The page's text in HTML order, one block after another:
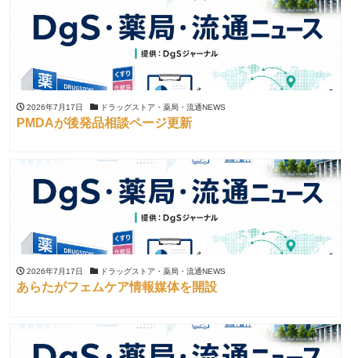
2026年7月17日 ドラッグストア・薬局・流通NEWS
PMDAが後発品相談ページ更新
2026年7月17日 ドラッグストア・薬局・流通NEWS
あらたがフェムケア情報媒体を開設